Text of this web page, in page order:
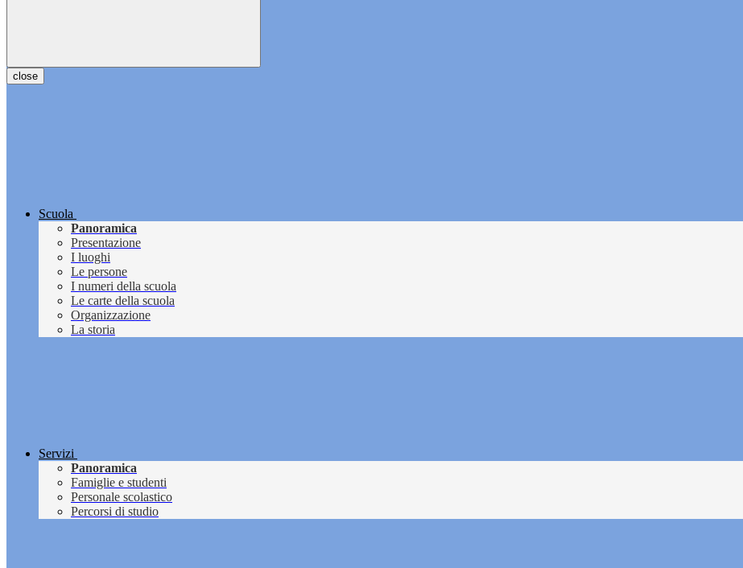
close
Scuola
Panoramica
Presentazione
I luoghi
Le persone
I numeri della scuola
Le carte della scuola
Organizzazione
La storia
Servizi
Panoramica
Famiglie e studenti
Personale scolastico
Percorsi di studio